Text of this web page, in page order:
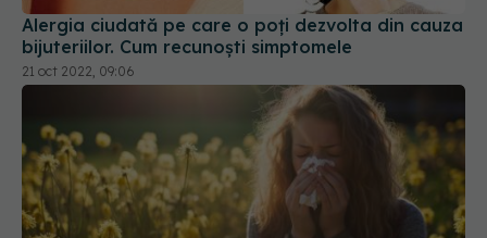
Alergia ciudată pe care o poți dezvolta din cauza
bijuteriilor. Cum recunoști simptomele
21 oct 2022, 09:06